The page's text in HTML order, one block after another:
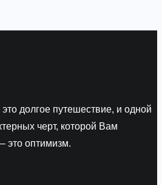
долгое путешествие, и одной
черт, которой Вам
это оптимизм.